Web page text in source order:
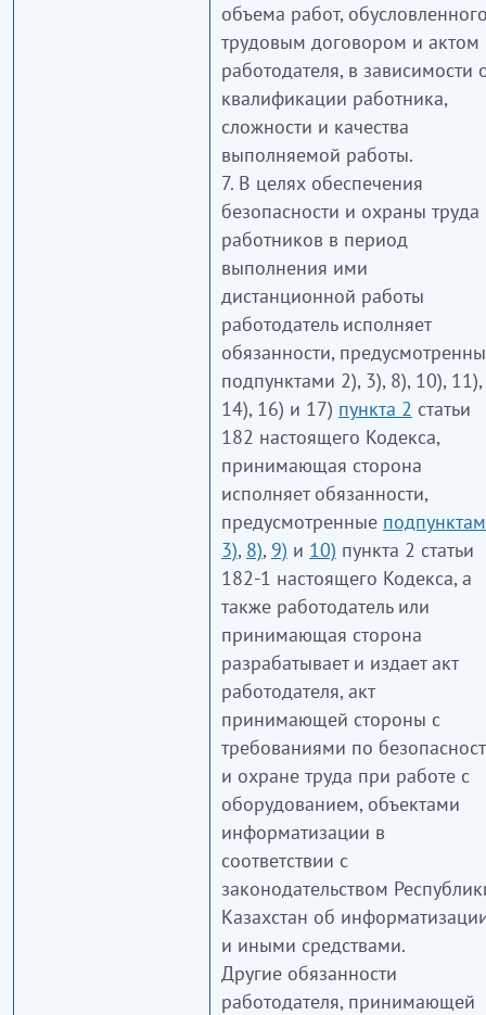
объема работ,
трудовым договором и актом
работодателя, в зависимости
квалификации работника,
сложности и качества
выполняемой работы.
7. В целях обеспечения
безопасности и охраны труда
работников в период
выполнения ими
дистанционной работы
работодатель исполняет
обязанности,
подпунктами 2), 3), 8), 10), 11),
14), 16) и 17) пункта 2 статьи
182 настоящего Кодекса,
принимающая сторона
исполняет обязанности,
предусмотренные
3), 8), 9) и 10) пункта 2 статьи
182-1 настоящего Кодекса, а
также работодатель или
принимающая сторона
разрабатывает и издает акт
работодателя, акт
принимающей стороны с
требованиями по
и охране труда при работе с
оборудованием, объектами
информатизации в
соответствии с
законодательством
Казахстан об
и иными средствами.
Другие обязанности
работодателя, принимающей